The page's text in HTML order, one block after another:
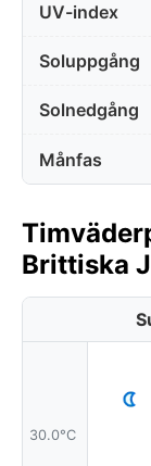
UV-index
Soluppgång
Solnedgång
Månfas
Brittiska
30.0°C